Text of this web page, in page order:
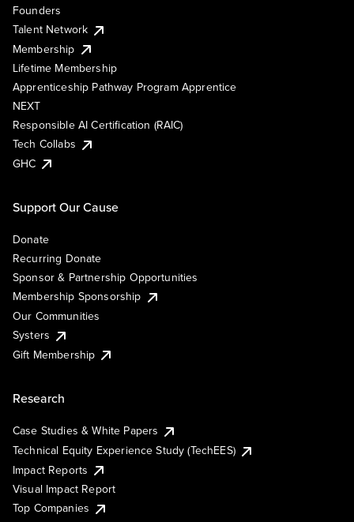
Founders
Talent Network
Membership
Lifetime Membership
Apprenticeship Pathway Program Apprentice
NEXT
Responsible AI Certification (RAIC)
Tech Collabs
GHC
Support Our Cause
Donate
Recurring Donate
Sponsor & Partnership Opportunities
Membership Sponsorship
Our Communities
Systers
Gift Membership
Research
Case Studies & White Papers
Technical Equity Experience Study (TechEES)
Impact Reports
Visual Impact Report
Top Companies